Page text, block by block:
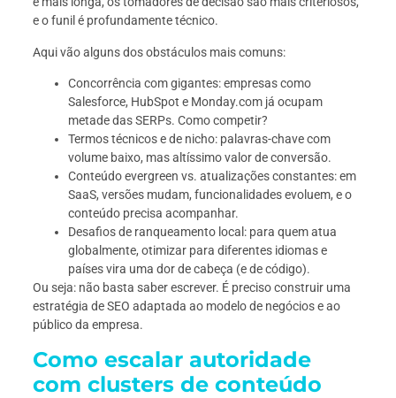
e o funil é profundamente técnico.
Aqui vão alguns dos obstáculos mais comuns:
Concorrência com gigantes: empresas como
Salesforce, HubSpot e Monday.com já ocupam
metade das SERPs. Como competir?
Termos técnicos e de nicho: palavras-chave com
volume baixo, mas altíssimo valor de conversão.
Conteúdo evergreen vs. atualizações constantes: em
SaaS, versões mudam, funcionalidades evoluem, e o
conteúdo precisa acompanhar.
Desafios de ranqueamento local: para quem atua
globalmente, otimizar para diferentes idiomas e
países vira uma dor de cabeça (e de código).
Ou seja: não basta saber escrever. É preciso construir uma
estratégia de SEO adaptada ao modelo de negócios e ao
público da empresa.
Como escalar autoridade
com clusters de conteúdo